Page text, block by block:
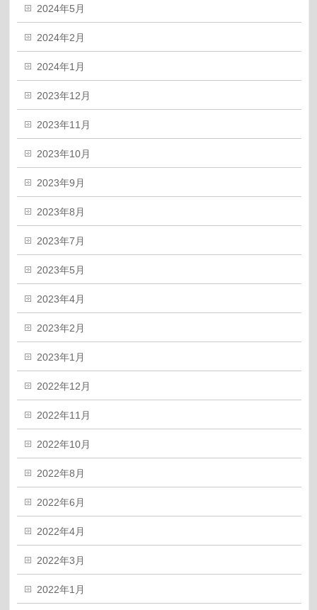
2024年5月
2024年2月
2024年1月
2023年12月
2023年11月
2023年10月
2023年9月
2023年8月
2023年7月
2023年5月
2023年4月
2023年2月
2023年1月
2022年12月
2022年11月
2022年10月
2022年8月
2022年6月
2022年4月
2022年3月
2022年1月